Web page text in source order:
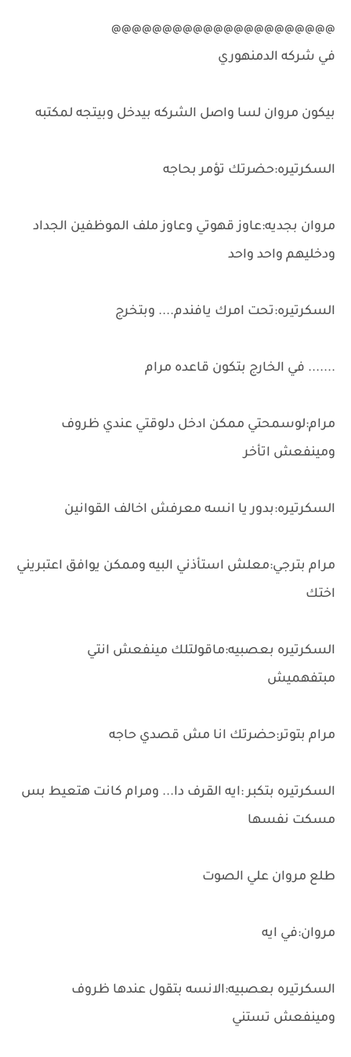
@@@@@@@@@@@@@@@@@@@@@@
في شركه الدمنهوري
بيكون مروان لسا واصل الشركه بيدخل وبيتجه لمكتبه
السكرتيره:حضرتك تؤمر بحاجه
مروان بجديه:عاوز قهوتي وعاوز ملف الموظفين الجداد
ودخليهم واحد واحد
السكرتيره:تحت امرك يافندم.... وبتخرج
....... في الخارج بتكون قاعده مرام
مرام:لوسمحتي ممكن ادخل دلوقتي عندي ظروف
ومينفعش اتأخر
السكرتيره:بدور يا انسه معرفش اخالف القوانين
مرام بترجي:معلش استأذني البيه وممكن يوافق اعتبريني
اختك
السكرتيره بعصبيه:ماقولتلك مينفعش انتي
مبتفهميش
مرام بتوتر:حضرتك انا مش قصدي حاجه
السكرتيره بتكبر :ايه القرف دا... ومرام كانت هتعيط بس
مسكت نفسها
طلع مروان علي الصوت
مروان:في ايه
السكرتيره بعصبيه:الانسه بتقول عندها ظروف
ومينفعش تستني